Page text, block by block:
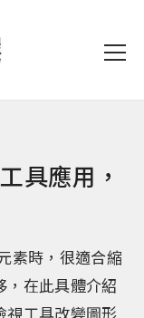
具應用，
素時，很適合縮
，在此具體介紹
視工具改變圖形